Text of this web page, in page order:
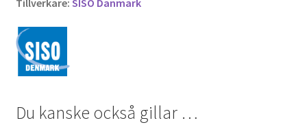
Du kanske också gillar …